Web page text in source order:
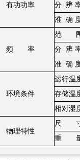
有功功率
分 辨
准 确
频 率
范
分 辨
准 确
环境条件
运行温
存储温
相对湿
物理特性
尺
重